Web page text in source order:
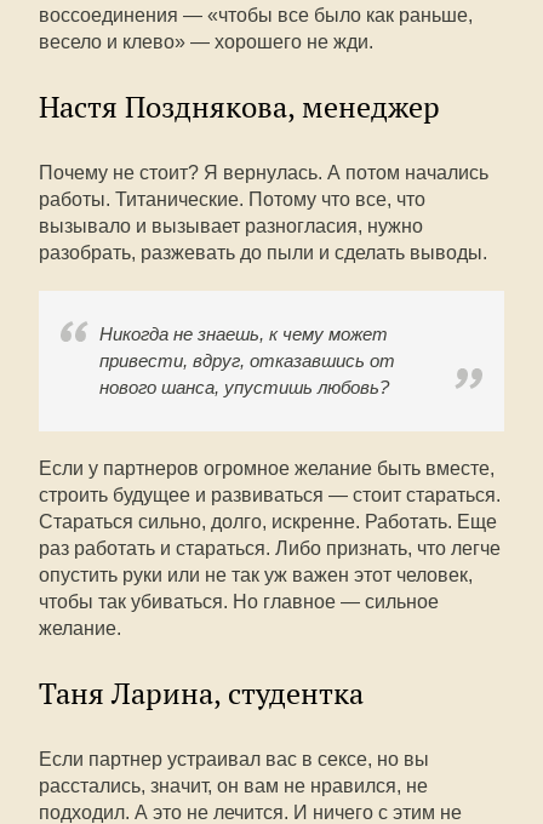
воссоединения — «чтобы все было как раньше,
весело и клево» — хорошего не жди.
Настя Позднякова, менеджер
Почему не стоит? Я вернулась. А потом начались
работы. Титанические. Потому что все, что
вызывало и вызывает разногласия, нужно
разобрать, разжевать до пыли и сделать выводы.
Никогда не знаешь, к чему может
привести, вдруг, отказавшись от
нового шанса, упустишь любовь?
Если у партнеров огромное желание быть вместе,
строить будущее и развиваться — стоит стараться.
Стараться сильно, долго, искренне. Работать. Еще
раз работать и стараться. Либо признать, что легче
опустить руки или не так уж важен этот человек,
чтобы так убиваться. Но главное — сильное
желание.
Таня Ларина, студентка
Если партнер устраивал вас в сексе, но вы
расстались, значит, он вам не нравился, не
подходил. А это не лечится. И ничего с этим не